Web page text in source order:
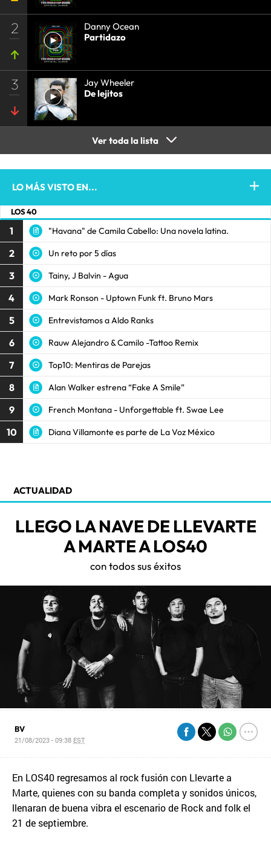
2
Danny Ocean
Partidazo
3
Jay Wheeler
De lejitos
Ver toda la lista
LO MÁS VISTO EN...
LOS 40
1 "Havana" de Camila Cabello: Una novela latina.
2 Un reto por 5 días
3 Tainy, J Balvin - Agua
4 Mark Ronson - Uptown Funk ft. Bruno Mars
5 Entrevistamos a Aldo Ranks
6 Rauw Alejandro & Camilo -Tattoo Remix
7 Top10: Mentiras de Parejas
8 Alan Walker estrena “Fake A Smile”
9 French Montana - Unforgettable ft. Swae Lee
10 Diana Villamonte es parte de La Voz México
ACTUALIDAD
LLEGO LA NAVE DE LLEVARTE
A MARTE A LOS40
con todos sus éxitos
BV
21/08/2023 - 09:38 EST
En LOS40 regresamos al rock fusión con Llevarte a
Marte, quienes con su banda completa y sonidos únicos,
llenaran de buena vibra el escenario de Rock and folk el
21 de septiembre.